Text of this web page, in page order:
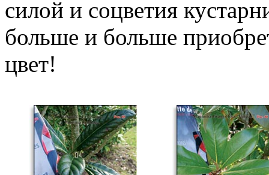
силой и соцветия
больше и больше
цвет!